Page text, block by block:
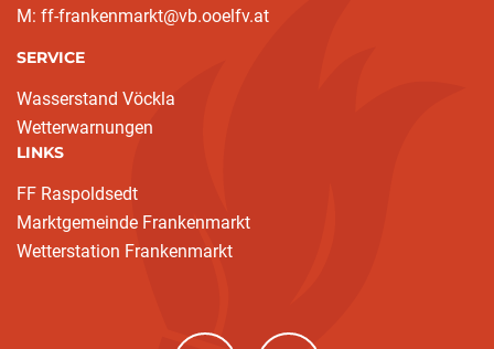
M: ff-frankenmarkt@vb.ooelfv.at
SERVICE
Wasserstand Vöckla
Wetterwarnungen
LINKS
FF Raspoldsedt
Marktgemeinde Frankenmarkt
Wetterstation Frankenmarkt